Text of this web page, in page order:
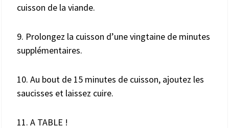
cuisson de la viande.
9. Prolongez la cuisson d’une vingtaine de minutes
supplémentaires.
10. Au bout de 15 minutes de cuisson, ajoutez les
saucisses et laissez cuire.
11. A TABLE !